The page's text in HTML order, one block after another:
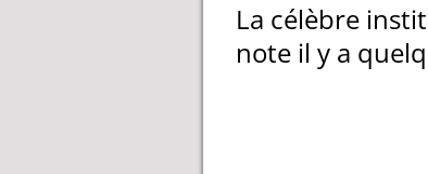
La célèbre
note il y a